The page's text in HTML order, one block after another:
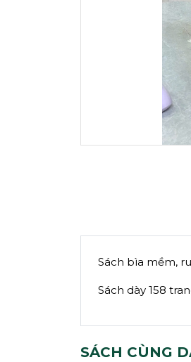
Sách bìa mềm,
Sách dày 158
SÁCH CÙNG